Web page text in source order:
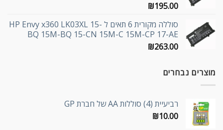
₪195.00
סוללה מקורית 6 תאים ל HP Envy x360 LK03XL 15-
BQ 15M-BQ 15-CN 15M-C 15M-CP 17-AE
₪263.00
מוצרים נבחרים
רביעיית (4) סוללות AA של חברת GP
₪10.00